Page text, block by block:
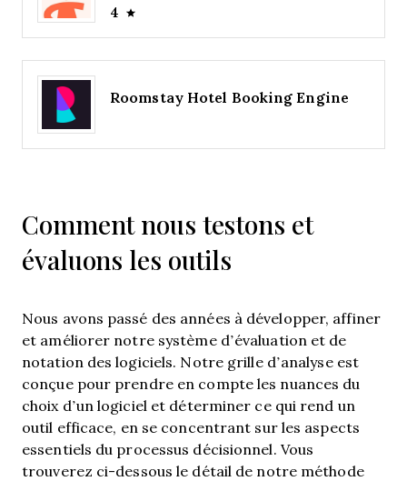
4
Roomstay Hotel Booking Engine
Comment nous testons et
évaluons les outils
Nous avons passé des années à développer, affiner
et améliorer notre système d’évaluation et de
notation des logiciels. Notre grille d’analyse est
conçue pour prendre en compte les nuances du
choix d’un logiciel et déterminer ce qui rend un
outil efficace, en se concentrant sur les aspects
essentiels du processus décisionnel. Vous
trouverez ci-dessous le détail de notre méthode